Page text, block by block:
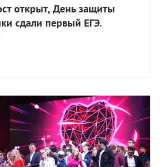
открыт, День защиты
сдали первый ЕГЭ.